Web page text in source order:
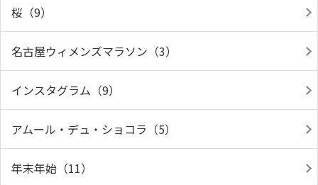
桜（9）
名古屋ウィメンズマラソン（3）
インスタグラム（9）
アムール・デュ・ショコラ（5）
年末年始（11）